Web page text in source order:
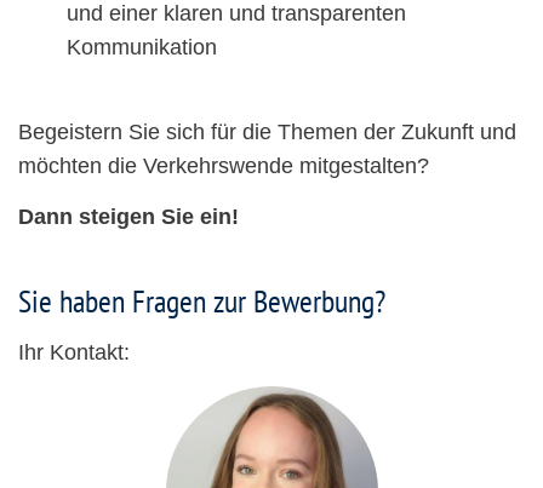
und einer klaren und transparenten
Kommunikation
Begeistern Sie sich für die Themen der Zukunft und
möchten die Verkehrswende mitgestalten?
Dann steigen Sie ein!
Sie haben Fragen zur Bewerbung?
Ihr Kontakt: